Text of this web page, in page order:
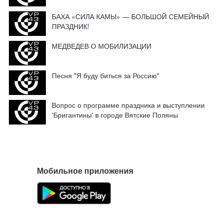
БАХА «СИЛА КАМЫ» — БОЛЬШОЙ СЕМЕЙНЫЙ
ПРАЗДНИК!
МЕДВЕДЕВ О МОБИЛИЗАЦИИ
Песня "Я буду биться за Россию"
Вопрос о программе праздника и выступлении
'Бригантины' в городе Вятские Поляны
Мобильное приложения